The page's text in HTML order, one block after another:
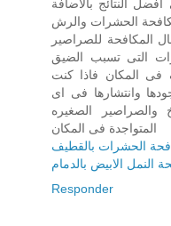
النتائج بالاضافة
الحشرات والرش
المكافحة للصراصير
التى تسبب الضيق
فى المكان فاذا كنت
وانتشارها فى اى
الصغيره
المتواجدة فى المكان
الحشرات بالقطيف
النمل الابيض بالدمام
Responder